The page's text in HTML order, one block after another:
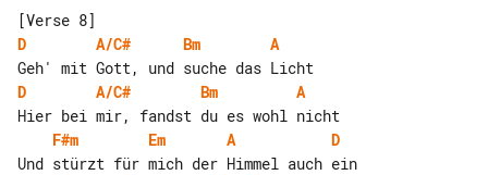
D
A/C# Bm
A
D
A/C# Bm
A
F#m
Em A
D